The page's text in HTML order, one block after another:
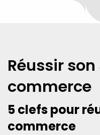
Réussir
commerce
5 clefs pour
commerce